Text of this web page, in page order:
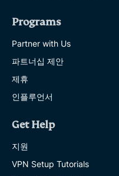
Programs
Partner with Us
파트너십 제안
제휴
인플루언서
Get Help
지원
VPN Setup Tutorials